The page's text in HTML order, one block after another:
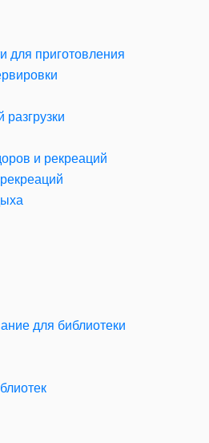
для приготовления
разгрузки
и рекреаций
для библиотеки